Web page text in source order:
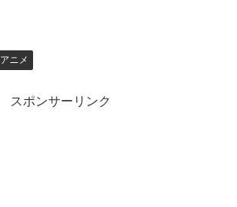
アニメ
スポンサーリンク